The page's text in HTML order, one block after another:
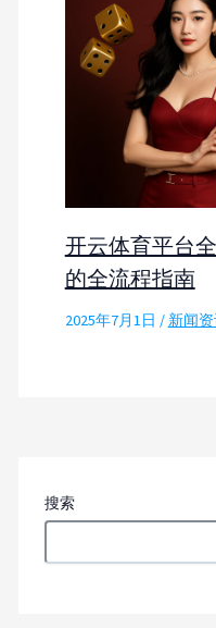
开云体育平台
的全流程指南
2025年7月1日 / 新闻
搜索